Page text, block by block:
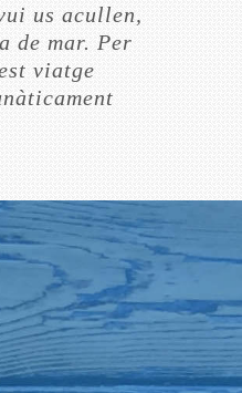
us acullen,
de mar. Per
viatge